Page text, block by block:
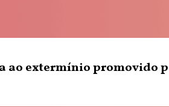
ao extermínio promovido